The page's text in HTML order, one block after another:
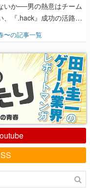
いか──男の熱意はチーム
、『.hack』成功の活路を
色だった【若ゲのいた
〜の記事一覧